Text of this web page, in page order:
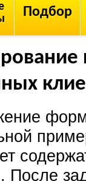
Подбор
После